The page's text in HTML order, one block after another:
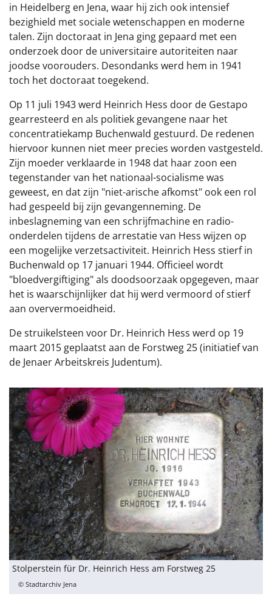
in Heidelberg en Jena, waar hij zich ook intensief
bezighield met sociale wetenschappen en moderne
talen. Zijn doctoraat in Jena ging gepaard met een
onderzoek door de universitaire autoriteiten naar
joodse voorouders. Desondanks werd hem in 1941
toch het doctoraat toegekend.
Op 11 juli 1943 werd Heinrich Hess door de Gestapo
gearresteerd en als politiek gevangene naar het
concentratiekamp Buchenwald gestuurd. De redenen
hiervoor kunnen niet meer precies worden vastgesteld.
Zijn moeder verklaarde in 1948 dat haar zoon een
tegenstander van het nationaal-socialisme was
geweest, en dat zijn "niet-arische afkomst" ook een rol
had gespeeld bij zijn gevangenneming. De
inbeslagneming van een schrijfmachine en radio-
onderdelen tijdens de arrestatie van Hess wijzen op
een mogelijke verzetsactiviteit. Heinrich Hess stierf in
Buchenwald op 17 januari 1944. Officieel wordt
"bloedvergiftiging" als doodsoorzaak opgegeven, maar
het is waarschijnlijker dat hij werd vermoord of stierf
aan oververmoeidheid.
De struikelsteen voor Dr. Heinrich Hess werd op 19
maart 2015 geplaatst aan de Forstweg 25 (initiatief van
de Jenaer Arbeitskreis Judentum).
Stolperstein für Dr. Heinrich Hess am Forstweg 25
© Stadtarchiv Jena